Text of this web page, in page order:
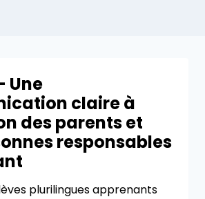
Une
claire à
des parents et
responsables
plurilingues apprenants